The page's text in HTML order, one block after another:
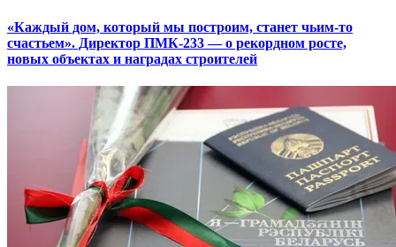
«Каждый дом, который мы построим, станет чьим-то
счастьем». Директор ПМК-233 — о рекордном росте,
новых объектах и наградах строителей